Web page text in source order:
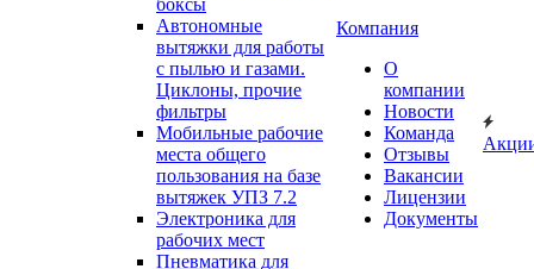
боксы
Автономные
вытяжки для работы
с пылью и газами.
Циклоны, прочие
фильтры
Мобильные рабочие
места общего
пользования на базе
вытяжек УПЗ 7.2
Электроника для
рабочих мест
Пневматика для
Компания
О
компании
Новости
Команда
Отзывы
Вакансии
Лицензии
Документы